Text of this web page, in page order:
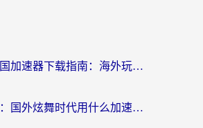
热血传奇回国加速器下载指南：海外玩家如何流畅砍怪不卡顿？
海外党必看：国外炫舞时代用什么加速器比较好？解决延迟卡顿的终极方案